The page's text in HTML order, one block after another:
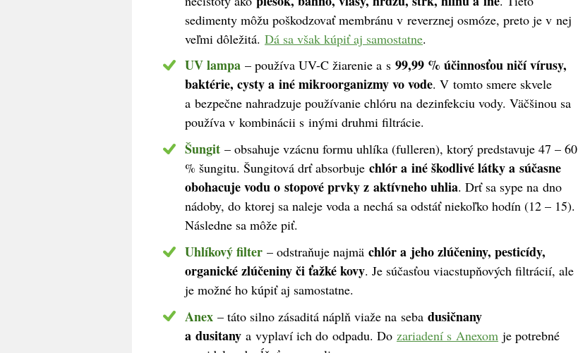
sedimenty môžu poškodzovať membránu v reverznej osmóze, preto je v nej
veľmi dôležitá. Dá sa však kúpiť aj samostatne.
UV lampa – používa UV-C žiarenie a s 99,99 % účinnosťou ničí vírusy,
baktérie, cysty a iné mikroorganizmy vo vode. V tomto smere skvele
a bezpečne nahradzuje používanie chlóru na dezinfekciu vody. Väčšinou sa
používa v kombinácii s inými druhmi filtrácie.
Šungit – obsahuje vzácnu formu uhlíka (fulleren), ktorý predstavuje 47 – 60
% šungitu. Šungitová drť absorbuje chlór a iné škodlivé látky a súčasne
obohacuje vodu o stopové prvky z aktívneho uhlia. Drť sa sype na dno
nádoby, do ktorej sa naleje voda a nechá sa odstáť niekoľko hodín (12 – 15).
Následne sa môže piť.
Uhlíkový filter – odstraňuje najmä chlór a jeho zlúčeniny, pesticídy,
organické zlúčeniny či ťažké kovy. Je súčasťou viacstupňových filtrácií, ale
je možné ho kúpiť aj samostatne.
Anex – táto silno zásaditá náplň viaže na seba dusičnany
a dusitany a vyplaví ich do odpadu. Do zariadení s Anexom je potrebné